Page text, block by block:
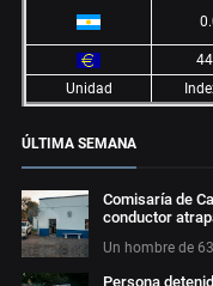
Unidad
ÚLTIMA SEMANA
Comisaría de
conductor
Un hombre de
Persona